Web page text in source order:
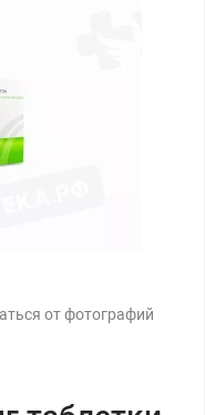
от фотографий